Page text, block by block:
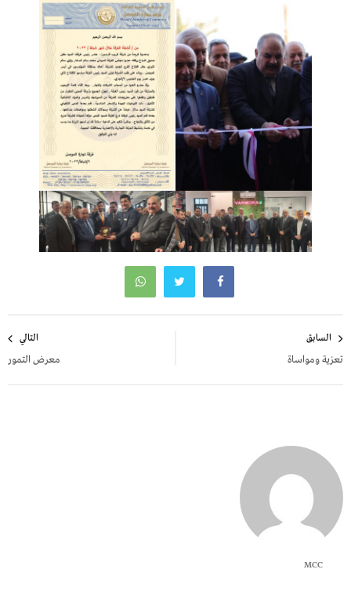
المقالات
السابق
تعزية ومواساة
التالي
معرض التمور
MCC